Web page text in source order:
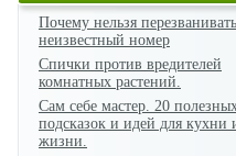
Почему нельзя
неизвестный номер
Спички против вредителей
комнатных растений.
Сам себе мастер. 20
подсказок и идей для кухни
жизни.